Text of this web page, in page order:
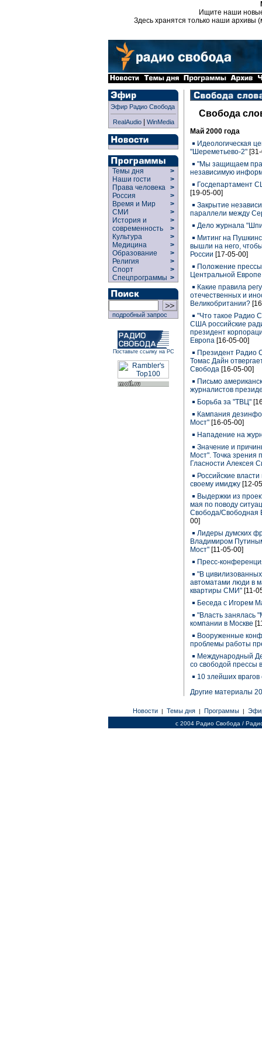
Ищите наши
Здесь хранятся только наши архивы
Эфир Радио Свобода
RealAudio| WinMedia
Темы дня
>
Наши гости
>
Права человека >
Россия
>
Время и Мир
>
СМИ
>
История и
современность
>
>
Культура
>
Медицина
>
Образование
>
Религия
>
Спорт
>
Спецпрограммы >
подробный запрос
Поставьте ссылку на РС
Свобода
Май 2000 года
Идеологическая
"Шереметьево-2"
"Мы защищаем
независимую
Госдепартамент
[19-05-00]
Закрытие
параллели между
Дело журнала
Митинг на
вышли на него,
России [17-05-00]
Положение
Центральной Европе
Какие правила
отечественных и
Великобритании?
"Что такое Радио
США российские
президент
Европа [16-05-00]
Президент Радио
Томас Дайн
Свобода [16-05-00]
Письмо
журналистов
Борьба за "ТВЦ"
Кампания
Мост" [16-05-00]
Нападение на
Значение и
Мост". Точка
Гласности Алексея
Российские
своему имиджу [12-
Выдержки из
мая по поводу
Свобода/Свободная
00]
Лидеры думских
Владимиром
Мост" [11-05-00]
Пресс-
"В
автоматами люди в
квартиры СМИ" [11-
Беседа с Игорем
"Власть занялась
компании в Москве
Вооруженные
проблемы работы
Международный
со свободой прессы
10 злейших
Другие материалы
Новости | Темы дня | Программы |
c 2004 Радио Свобода /